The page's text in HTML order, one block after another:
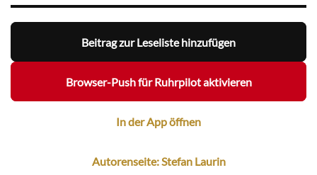
Beitrag zur Leseliste hinzufügen
Browser-Push für Ruhrpilot aktivieren
In der App öffnen
Autorenseite: Stefan Laurin